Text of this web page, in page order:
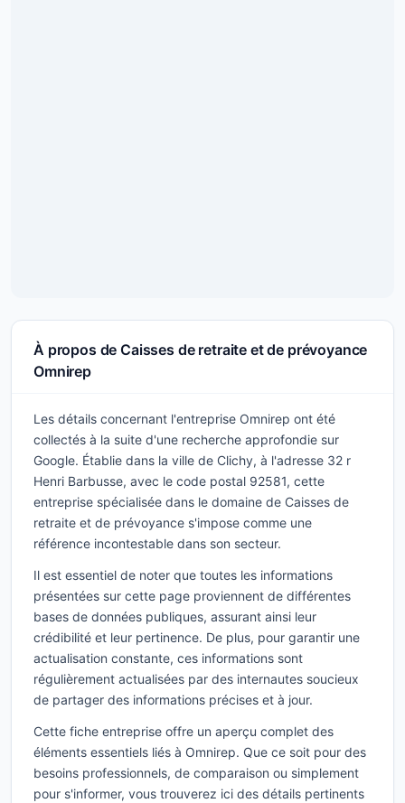
À propos de Caisses de retraite et de prévoyance
Omnirep
Les détails concernant l'entreprise Omnirep ont été
collectés à la suite d'une recherche approfondie sur
Google. Établie dans la ville de Clichy, à l'adresse 32 r
Henri Barbusse, avec le code postal 92581, cette
entreprise spécialisée dans le domaine de Caisses de
retraite et de prévoyance s'impose comme une
référence incontestable dans son secteur.
Il est essentiel de noter que toutes les informations
présentées sur cette page proviennent de différentes
bases de données publiques, assurant ainsi leur
crédibilité et leur pertinence. De plus, pour garantir une
actualisation constante, ces informations sont
régulièrement actualisées par des internautes soucieux
de partager des informations précises et à jour.
Cette fiche entreprise offre un aperçu complet des
éléments essentiels liés à Omnirep. Que ce soit pour des
besoins professionnels, de comparaison ou simplement
pour s'informer, vous trouverez ici des détails pertinents